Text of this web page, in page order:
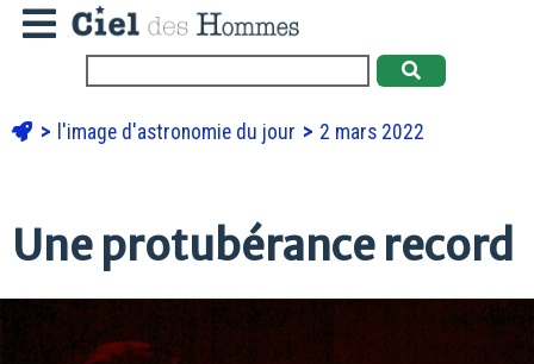
l'image d'astronomie du jour 2 mars 2022
Une protubérance record